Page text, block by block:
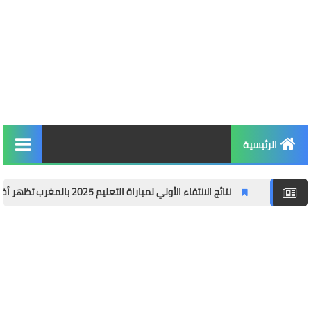
الرئيسية
نتائج الانتقاء الأولي لمباراة التعليم 2025 بالمغرب تظهر أخيرًا